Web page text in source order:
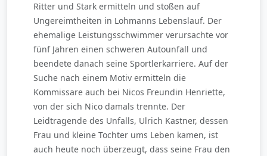
Ritter und Stark ermitteln und stoßen auf
Ungereimtheiten in Lohmanns Lebenslauf. Der
ehemalige Leistungsschwimmer verursachte vor
fünf Jahren einen schweren Autounfall und
beendete danach seine Sportlerkarriere. Auf der
Suche nach einem Motiv ermitteln die
Kommissare auch bei Nicos Freundin Henriette,
von der sich Nico damals trennte. Der
Leidtragende des Unfalls, Ulrich Kastner, dessen
Frau und kleine Tochter ums Leben kamen, ist
auch heute noch überzeugt, dass seine Frau den